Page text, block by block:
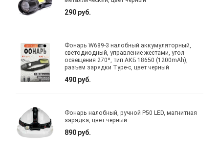
290 руб.
Фонарь W689-3 налобный аккумуляторный,
светодиодный, управление жестами, угол
освещения 270º, тип АКБ 18650 (1200mAh),
разъем зарядки Type-c, цвет черный
490 руб.
Фонарь налобный, ручной P50 LED, магнитная
зарядка, цвет черный
890 руб.